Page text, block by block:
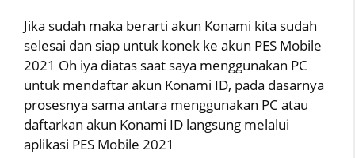
Jika sudah maka berarti akun Konami kita sudah
selesai dan siap untuk konek ke akun PES Mobile
2021 Oh iya diatas saat saya menggunakan PC
untuk mendaftar akun Konami ID, pada dasarnya
prosesnya sama antara menggunakan PC atau
daftarkan akun Konami ID langsung melalui
aplikasi PES Mobile 2021